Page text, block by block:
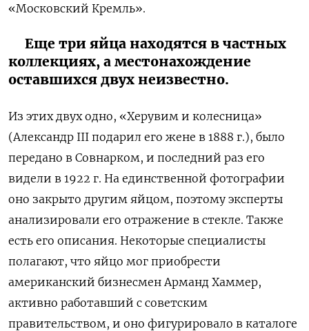
«Московский Кремль».
Еще три яйца находятся в частных
коллекциях, а местонахождение
оставшихся двух неизвестно.
Из этих двух одно, «Херувим и колесница»
(Александр III подарил его жене в 1888 г.), было
передано в Совнарком, и последний раз его
видели в 1922 г. На единственной фотографии
оно закрыто другим яйцом, поэтому эксперты
анализировали его отражение в стекле. Также
есть его описания. Некоторые специалисты
полагают, что яйцо мог приобрести
американский бизнесмен Арманд Хаммер,
активно работавший с советским
правительством, и оно фигурировало в каталоге